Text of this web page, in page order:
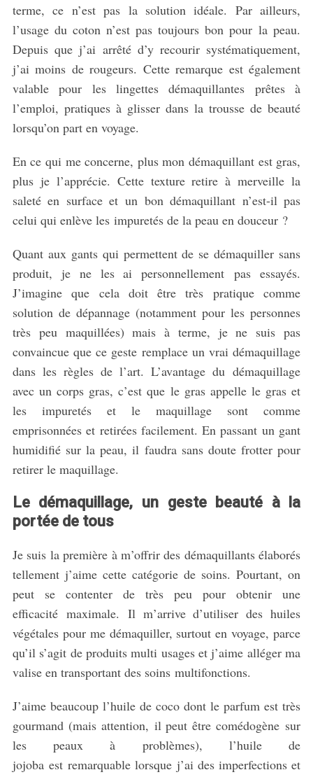
terme, ce n’est pas la solution idéale. Par ailleurs,
l’usage du coton n’est pas toujours bon pour la peau.
Depuis que j’ai arrêté d’y recourir systématiquement,
j’ai moins de rougeurs. Cette remarque est également
valable pour les lingettes démaquillantes prêtes à
l’emploi, pratiques à glisser dans la trousse de beauté
lorsqu’on part en voyage.
En ce qui me concerne, plus mon démaquillant est gras,
plus je l’apprécie. Cette texture retire à merveille la
saleté en surface et un bon démaquillant n’est-il pas
celui qui enlève les impuretés de la peau en douceur ?
Quant aux gants qui permettent de se démaquiller sans
produit, je ne les ai personnellement pas essayés.
J’imagine que cela doit être très pratique comme
solution de dépannage (notamment pour les personnes
très peu maquillées) mais à terme, je ne suis pas
convaincue que ce geste remplace un vrai démaquillage
dans les règles de l’art. L’avantage du démaquillage
avec un corps gras, c’est que le gras appelle le gras et
les impuretés et le maquillage sont comme
emprisonnées et retirées facilement. En passant un gant
humidifié sur la peau, il faudra sans doute frotter pour
retirer le maquillage.
Le démaquillage, un geste beauté à la
portée de tous
Je suis la première à m’offrir des démaquillants élaborés
tellement j’aime cette catégorie de soins. Pourtant, on
peut se contenter de très peu pour obtenir une
efficacité maximale. Il m’arrive d’utiliser des huiles
végétales pour me démaquiller, surtout en voyage, parce
qu’il s’agit de produits multi usages et j’aime alléger ma
valise en transportant des soins multifonctions.
J’aime beaucoup l’huile de coco dont le parfum est très
gourmand (mais attention, il peut être comédogène sur
les peaux à problèmes), l’huile de
jojoba est remarquable lorsque j’ai des imperfections et